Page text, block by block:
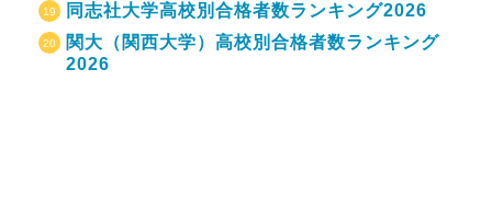
同志社大学高校別合格者数ランキング2026
関大（関西大学）高校別合格者数ランキング
2026